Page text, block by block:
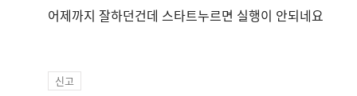
어제까지 잘하던건데 스타트누르면 실행이 안되네요
신고